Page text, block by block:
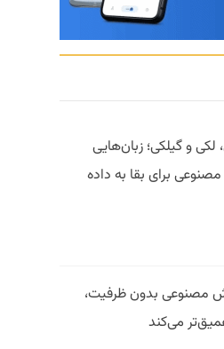
لکی و گیلکی؛ زبان‌هایی
برای بقا به داده
مصنوعی بدون ظرفیت،
می‌کند